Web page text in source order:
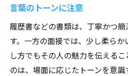
言葉のトーンに注意
履歴書などの書類は、丁寧かつ
す。一方の面接では、少し柔ら
し方でもその人の魅力を伝える
のは、場面に応じたトーンを意